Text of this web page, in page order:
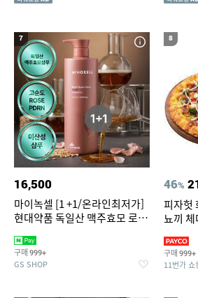
7
16,500
마이녹셀 [1 +1/온라인최저가]
현대약품 독일산 맥주효모 로즈
1000ml (정가 100,000원)
구매 999+
GS SHOP
8
46%
피자헛
뇨끼
구매 999+
11번가 쇼